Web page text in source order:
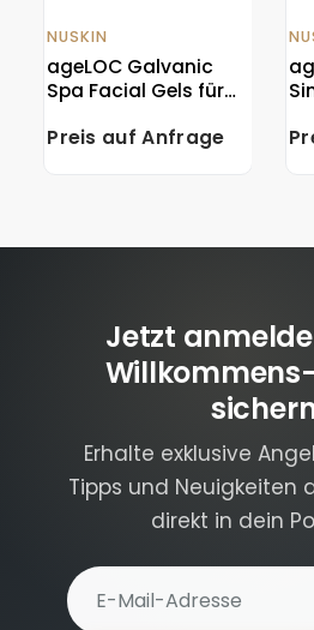
NUSKIN
ageLOC Galvanic
Spa Facial Gels für
Gerät – 3 Packungen
Preis auf Anfrage
Jetzt
Erhalte exklusive
Tipps und Neuigkeiten
direkt in dein
E-Mail-Adresse für